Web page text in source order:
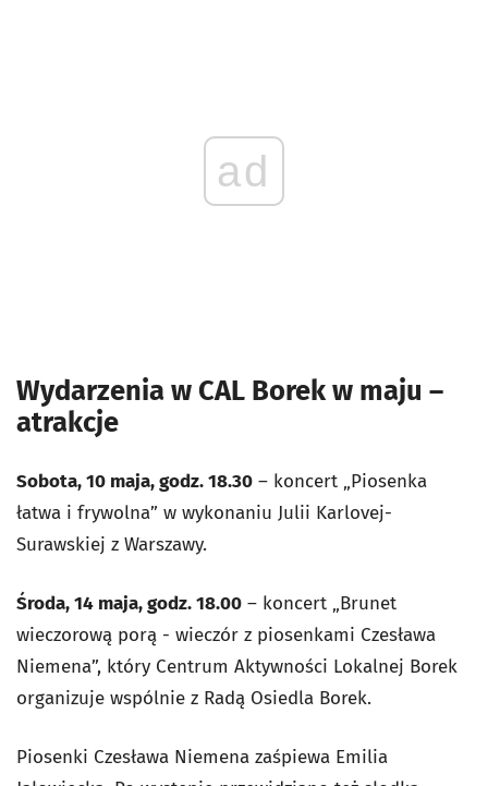
ad
Wydarzenia w CAL Borek w maju –
atrakcje
Sobota, 10 maja, godz. 18.30 – koncert „Piosenka
łatwa i frywolna” w wykonaniu Julii Karlovej-
Surawskiej z Warszawy.
Środa, 14 maja, godz. 18.00 – koncert „Brunet
wieczorową porą - wieczór z piosenkami Czesława
Niemena”, który Centrum Aktywności Lokalnej Borek
organizuje wspólnie z Radą Osiedla Borek.
Piosenki Czesława Niemena zaśpiewa Emilia